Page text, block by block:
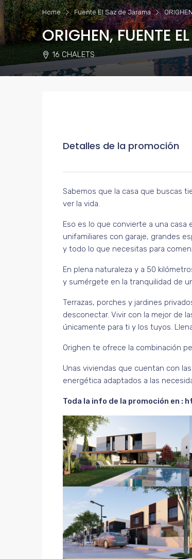
Home Fuente El Saz de Jarama
ORIGHEN, FUENTE
16 CHALETS
Detalles de la promoción
Sabemos que la casa que buscas
ver la vida.
Eso es lo que convierte a una casa
unifamiliares con garaje, grandes
y todo lo que necesitas para
En plena naturaleza y a 50
y sumérgete en la tranquilidad de
Terrazas, porches y jardines
desconectar. Vivir con la mejor de
únicamente para ti y los tuyos.
Orighen te ofrece la combinación
Unas viviendas que cuentan con
energética adaptados a las
Toda la info de la promoción en :